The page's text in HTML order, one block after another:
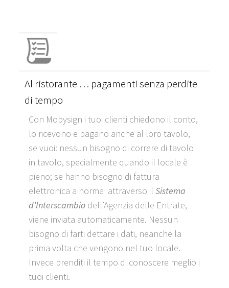
Al ristorante … pagamenti senza perdite
di tempo
Con Mobysign i tuoi clienti chiedono il conto,
lo ricevono e pagano anche al loro tavolo,
se vuoi: nessun bisogno di correre di tavolo
in tavolo, specialmente quando il locale è
pieno; se hanno bisogno di fattura
elettronica a norma attraverso il Sistema
d’Interscambiodell’Agenzia delle Entrate,
viene inviata automaticamente. Nessun
bisogno di farti dettare i dati, neanche la
prima volta che vengono nel tuo locale.
Invece prenditi il tempo di conoscere meglio i
tuoi clienti.